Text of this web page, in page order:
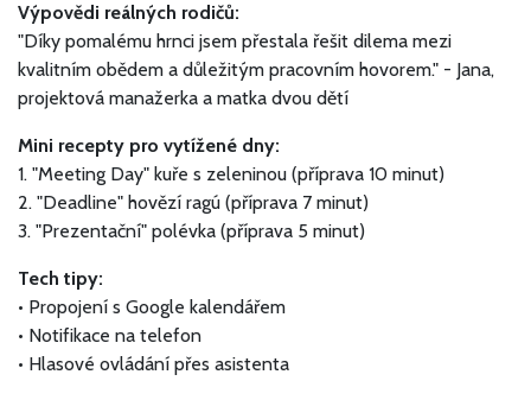
Výpovědi reálných rodičů:
"Díky pomalému hrnci jsem přestala řešit dilema mezi
kvalitním obědem a důležitým pracovním hovorem." - Jana,
projektová manažerka a matka dvou dětí
Mini recepty pro vytížené dny:
1. "Meeting Day" kuře s zeleninou (příprava 10 minut)
2. "Deadline" hovězí ragú (příprava 7 minut)
3. "Prezentační" polévka (příprava 5 minut)
Tech tipy:
• Propojení s Google kalendářem
• Notifikace na telefon
• Hlasové ovládání přes asistenta